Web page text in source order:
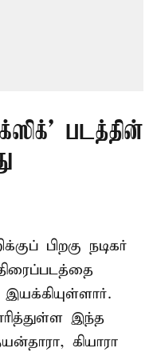
படத்தின்
பிறகு நடிகர்
இந்த
கியாரா